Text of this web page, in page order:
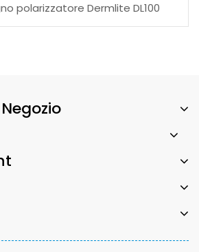
polarizzatore Dermlite DL100